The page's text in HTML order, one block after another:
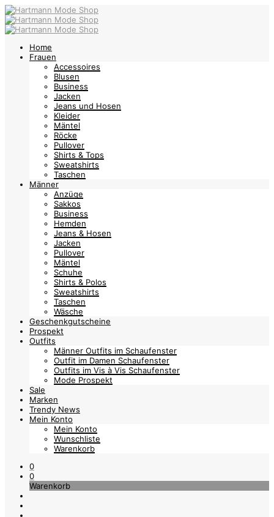
Home
Frauen
Accessoires
Blusen
Business
Jacken
Jeans und Hosen
Kleider
Mäntel
Röcke
Pullover
Shirts & Tops
Sweatshirts
Taschen
Männer
Anzüge
Sakkos
Business
Hemden
Jeans & Hosen
Jacken
Pullover
Mäntel
Schuhe
Shirts & Polos
Sweatshirts
Taschen
Wäsche
Geschenkgutscheine
Prospekt
Outfits
Männer Outfits im Schaufenster
Outfit im Damen Schaufenster
Outfits im Vis à Vis Schaufenster
Mode Prospekt
Sale
Marken
Trendy News
Mein Konto
Mein Konto
Wunschliste
Warenkorb
0
0
Warenkorb